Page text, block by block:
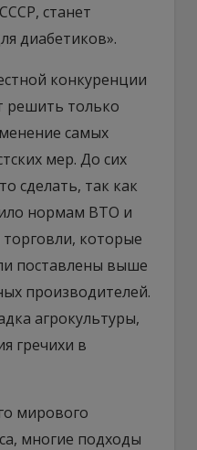
станет
диабетиков».
конкуренции
решить только
самых
мер. До сих
сделать, так как
нормам ВТО и
которые
поставлены выше
производителей.
агрокультуры,
гречихи в
мирового
многие подходы